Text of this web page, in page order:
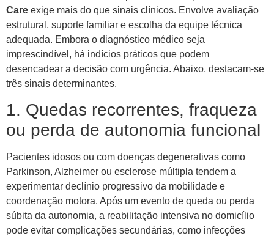
Care exige mais do que sinais clínicos. Envolve avaliação
estrutural, suporte familiar e escolha da equipe técnica
adequada. Embora o diagnóstico médico seja
imprescindível, há indícios práticos que podem
desencadear a decisão com urgência. Abaixo, destacam-se
três sinais determinantes.
1. Quedas recorrentes, fraqueza
ou perda de autonomia funcional
Pacientes idosos ou com doenças degenerativas como
Parkinson, Alzheimer ou esclerose múltipla tendem a
experimentar declínio progressivo da mobilidade e
coordenação motora. Após um evento de queda ou perda
súbita da autonomia, a reabilitação intensiva no domicílio
pode evitar complicações secundárias, como infecções